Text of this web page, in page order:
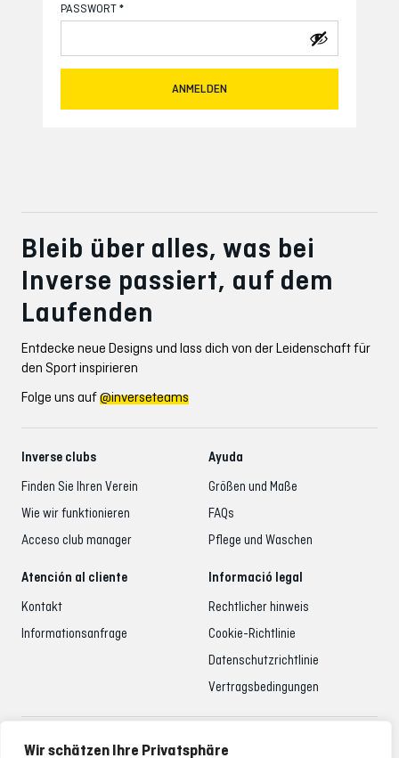
Wir schätzen Ihre Privatsphäre
PASSWORT *
ANMELDEN
Bleib über alles, was bei
Inverse passiert, auf dem
Laufenden
Entdecke neue Designs und lass dich von der Leidenschaft für
den Sport inspirieren
Folge uns auf@inverseteams
Inverse clubs
Finden Sie Ihren Verein
Wie wir funktionieren
Acceso club manager
Ayuda
Größen und Maße
FAQs
Pflege und Waschen
Atención al cliente
Kontakt
Informationsanfrage
Informació legal
Rechtlicher hinweis
Cookie-Richtlinie
Datenschutzrichtlinie
Vertragsbedingungen
Betreuung der Kunden